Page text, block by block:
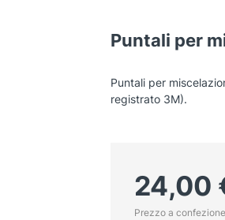
Puntali per
Puntali per
registrato 3M).
24,00
Prezzo a confezione